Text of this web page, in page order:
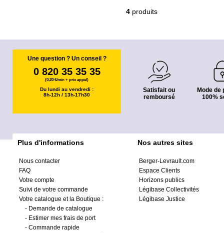
4 produits
Une question ? Un conseil ?
0 820 35 35 35
(0,20 €/min + prix appel)
Du lundi au vendredi :
8h-12h / 13h-17h30
Satisfait ou
remboursé
Mode de
100%
Plus d'informations
Nous contacter
FAQ
Votre compte
Suivi de votre commande
Votre catalogue et la Boutique :
- Demande de catalogue
- Estimer mes frais de port
- Commande rapide
Nos autres sites
Berger-Levrault.com
Espace Clients
Horizons publics
Légibase Collectivités
Légibase Justice